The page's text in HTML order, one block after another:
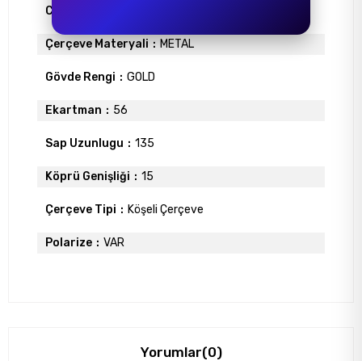
Cam Rengi
Çerçeve Materyali METAL
Gövde Rengi GOLD
Ekartman 56
Sap Uzunlugu 135
Köprü Genişliği 15
Çerçeve Tipi Köşeli Çerçeve
Polarize VAR
Yorumlar(0)